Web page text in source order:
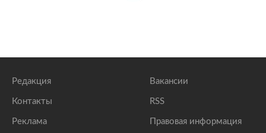
Редакция
Контакты
Реклама
Вакансии
RSS
Правовая информация